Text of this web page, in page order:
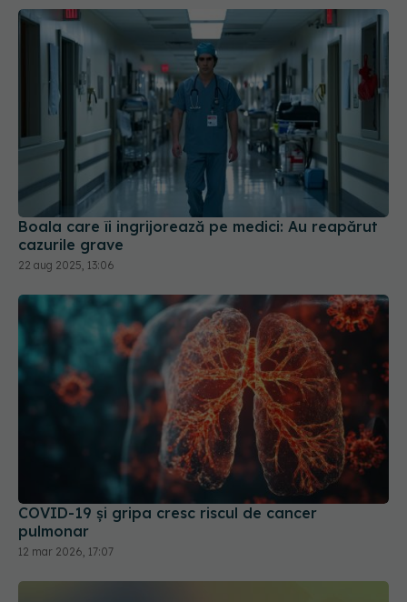
Boala care îi ingrijorează pe medici: Au reapărut
cazurile grave
22 aug 2025, 13:06
COVID-19 și gripa cresc riscul de cancer
pulmonar
12 mar 2026, 17:07